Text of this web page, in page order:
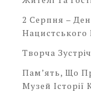
2 Серпня –
Нацистського
Творча
Пам’ять, Що
Музей